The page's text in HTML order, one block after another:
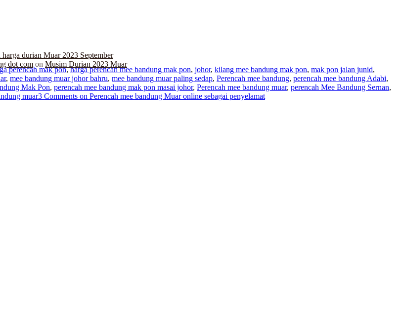
durian Muar 2023 September
dot com on Musim Durian 2023 Muar
perencah mak pon,harga perencah mee bandung mak pon, johor, kilang mee bandung mak pon, mak pon jalan junid,
, mee bandung muar johor bahru, mee bandung muar paling sedap, Perencah mee bandung, perencah mee bandung Adabi,
Mak Pon, perencah mee bandung mak pon masai johor, Perencah mee bandung muar, perencah Mee Bandung Sernan,
muar3 Comments on Perencah mee bandung Muar online sebagai penyelamat